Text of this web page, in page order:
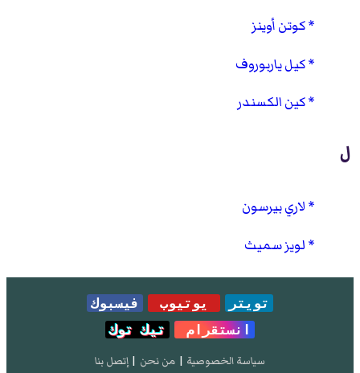
كوتن أوينز
كيل ياربوروف
كين الكسندر
ل
لاري بيرسون
لويز سميث
تويتر يوتيوب
فيسبوك
انستقرام
تيك توك
سياسة الخصوصية | من نحن | إتصل بنا